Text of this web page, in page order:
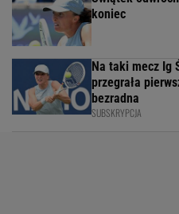
koniec
Na taki mecz Ig
przegrała
bezradna
SUBSKRYPCJA